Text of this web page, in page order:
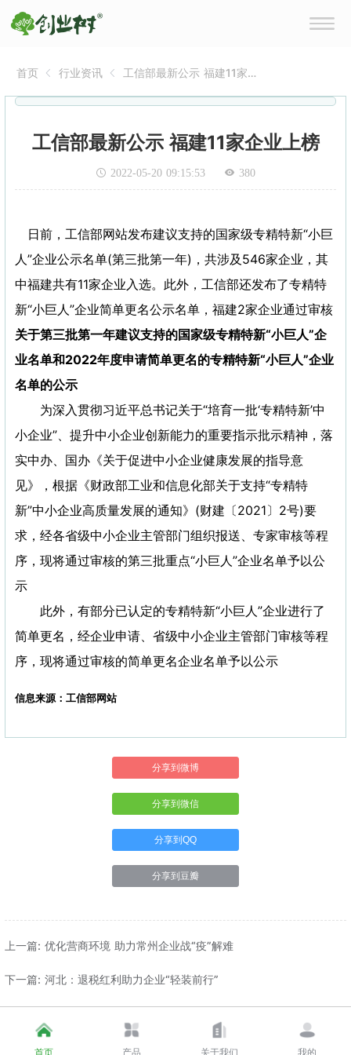
首页 行业资讯
工信部最新公示 福建11家企
工信部最新公示 福建11家企业上榜
2022-05-20 09:15:53 380
日前，工信部网站发布建议支持的国家级专精特新“小巨
人”企业公示名单(第三批第一年)，共涉及546家企业，其
中福建共有11家企业入选。此外，工信部还发布了专精特
新“小巨人”企业简单更名公示名单，福建2家企业通过审核
关于第三批第一年建议支持的国家级专精特新“小巨人”企
业名单和2022年度申请简单更名的专精特新“小巨人”企业
名单的公示
为深入贯彻习近平总书记关于“培育一批‘专精特新’中
小企业”、提升中小企业创新能力的重要指示批示精神，落
实中办、国办《关于促进中小企业健康发展的指导意
见》，根据《财政部工业和信息化部关于支持“专精特
新”中小企业高质量发展的通知》(财建〔2021〕2号)要
求，经各省级中小企业主管部门组织报送、专家审核等程
序，现将通过审核的第三批重点“小巨人”企业名单予以公
示
此外，有部分已认定的专精特新“小巨人”企业进行了
简单更名，经企业申请、省级中小企业主管部门审核等程
序，现将通过审核的简单更名企业名单予以公示
信息来源：工信部网站
分享到微博
分享到微信
分享到QQ
分享到豆瓣
上一篇: 优化营商环境 助力常州企业战“疫”解难
下一篇: 河北：退税红利助力企业“轻装前行”
首页 产品 关于我们 我的